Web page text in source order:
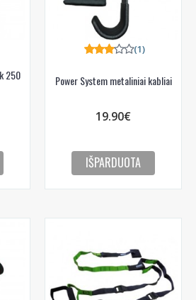
250 Power System metaliniai kabliai
(1)
19.90€
IŠPARDUOTA
nuolaidas
ir tvarkome Jūsų duomenis galite